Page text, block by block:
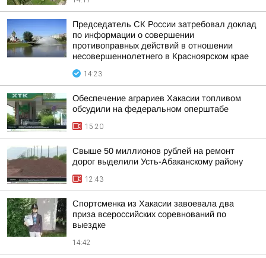
Председатель СК России затребовал доклад
по информации о совершении
противоправных действий в отношении
несовершеннолетнего в Красноярском крае
14:23
Обеспечение аграриев Хакасии топливом
обсудили на федеральном оперштабе
15:20
Свыше 50 миллионов рублей на ремонт
дорог выделили Усть-Абаканскому району
12:43
Спортсменка из Хакасии завоевала два
приза всероссийских соревнований по
выездке
14:42